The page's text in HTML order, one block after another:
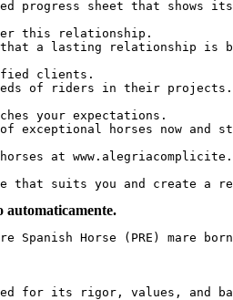
progress sheet that
this relationship.
a lasting relationship is
clients.
of riders in their
your expectations.
exceptional horses now
at
that suits you and create a
automaticamente.
Pure Spanish Horse (PRE)
for its rigor, values, and